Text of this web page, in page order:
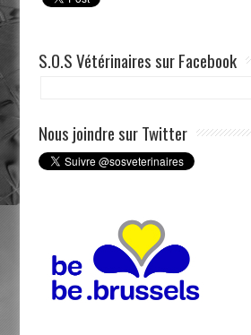
S.O.S Vétérinaires sur Facebook
Nous joindre sur Twitter